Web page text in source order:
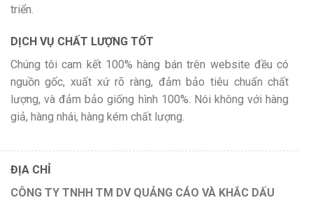
triển.
DỊCH VỤ CHẤT LƯỢNG TỐT
Chúng tôi cam kết 100% hàng bán trên website đều có
nguồn gốc, xuất xứ rõ ràng, đảm bảo tiêu chuẩn chất
lượng, và đảm bảo giống hình 100%. Nói không với hàng
giả, hàng nhái, hàng kém chất lượng.
ĐỊA CHỈ
CÔNG TY TNHH TM DV QUẢNG CÁO VÀ KHẮC DẤU